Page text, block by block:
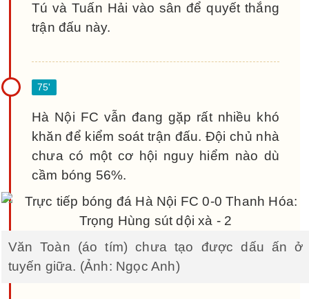
Tú và Tuấn Hải vào sân để quyết thắng
trận đấu này.
Hà Nội FC vẫn đang gặp rất nhiều khó
khăn để kiểm soát trận đấu. Đội chủ nhà
chưa có một cơ hội nguy hiểm nào dù
cầm bóng 56%.
Văn Toàn (áo tím) chưa tạo được dấu ấn ở
tuyến giữa. (Ảnh: Ngọc Anh)